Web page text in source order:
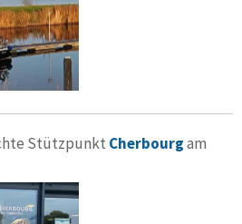
Stützpunkt Cherbourgam